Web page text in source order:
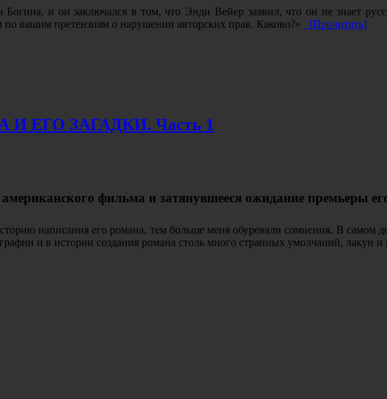
и он заключался в том, что Энди Вейер заявил, что он не знает
вашим претензиям о нарушении авторских прав. Каково?»
[Прочитать]
ЕГО ЗАГАДКИ. Часть 1
фильма и затянувшееся ожидание премьеры
написания его романа, тем больше меня обуревали сомнения. В самом
и в истории создания романа столь много странных умолчаний, лакун